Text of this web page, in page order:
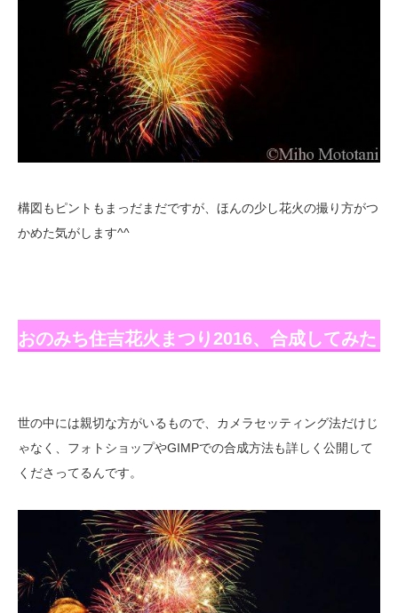
構図もピントもまっだまだですが、ほんの少し花火の撮り方がつ
かめた気がします^^
おのみち住吉花火まつり2016、合成してみた
世の中には親切な方がいるもので、カメラセッティング法だけじ
ゃなく、フォトショップやGIMPでの合成方法も詳しく公開して
くださってるんです。